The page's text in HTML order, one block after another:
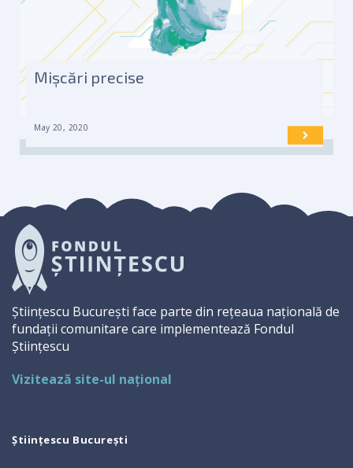
Mișcări precise
May 20, 2020
Științescu București face parte din rețeaua națională de
fundații comunitare care implementează Fondul
Științescu
Vizitează site-ul național
Științescu București